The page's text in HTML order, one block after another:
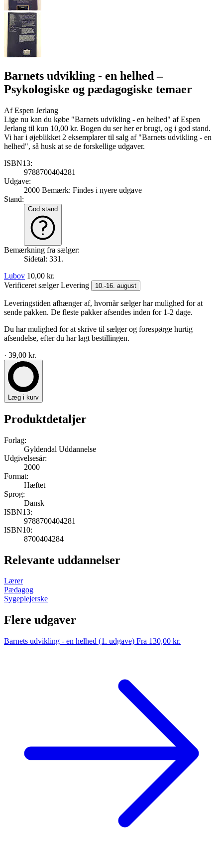
Barnets udvikling - en helhed–
Psykologiske og pædagogiske temaer
AfEspen Jerlang
Lige nu kan du købe "Barnets udvikling - en helhed" af Espen
Jerlang til kun 10,00 kr. Bogen du ser her er brugt, og i god stand.
Vi har i øjeblikket 2 eksemplarer til salg af "Barnets udvikling - en
helhed", så husk at se de forskellige udgaver.
ISBN13:
9788700404281
Udgave:
2000 Bemærk: Findes i nyere udgave
Stand:
God stand
Bemærkning fra sælger:
Sidetal: 331.
Lubov 10,00 kr.
Verificeret sælgerLevering 10.-16. august
Leveringstiden afhænger af, hvornår sælger har mulighed for at
sende pakken. De fleste pakker afsendes inden for 1-2 dage.
Du har mulighed for at skrive til sælger og forespørge hurtig
afsendelse, efter du har lagt bestillingen.
· 39,00 kr.
Læg i kurv
Produktdetaljer
Forlag:
Gyldendal Uddannelse
Udgivelsesår:
2000
Format:
Hæftet
Sprog:
Dansk
ISBN13:
9788700404281
ISBN10:
8700404284
Relevante uddannelser
Lærer
Pædagog
Sygeplejerske
Flere udgaver
Barnets udvikling - en helhed (1. udgave) Fra 130,00 kr.